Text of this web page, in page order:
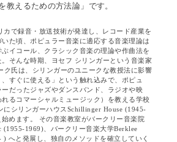
教えるための方法論」です。
カで録音・放送技術が発達し、レコード産業を
た頃、ポピュラー音楽に適応する音楽理論は
イコール、クラシック音楽の理論や作曲法を
そんな時期、ヨセフ シリンガーという音楽家
ク氏は、シリンガーのユニークな教授法に影響
すぐに使える」という触れ込みで、ポピュ
だったジャズやダンスバンド、ラジオや映
るコマーシャルミュージック）を教える学校
にシリンガーハウスSchillinger House (1945-
めます。 その音楽教室がバークリー音楽院
(1955-1969)、バークリー音楽大学Berklee
へと発展し、独自のメソッドを確立していく